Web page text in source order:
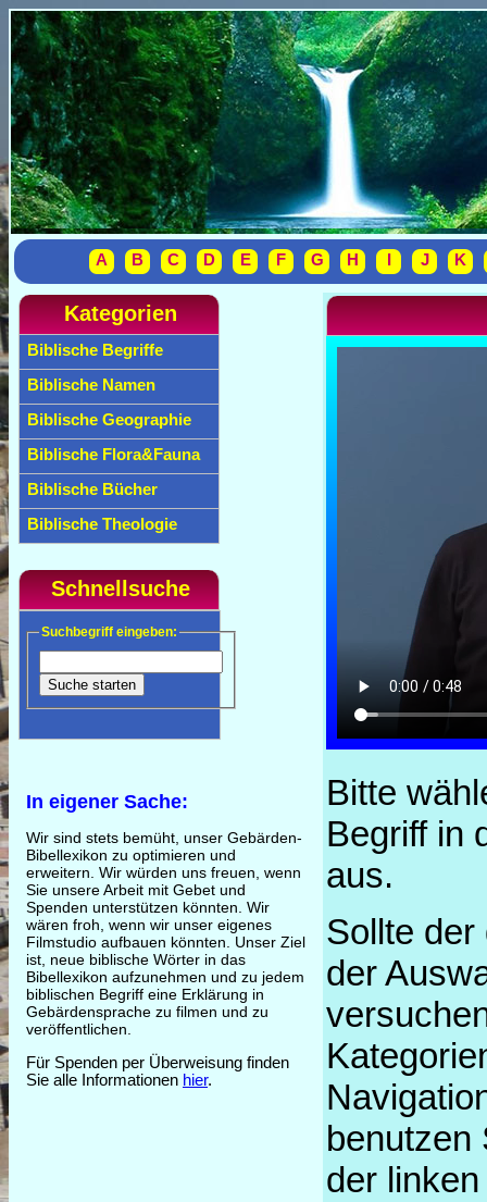
A B C D E F G H J K
Kategorien
Biblische Begriffe
Biblische Namen
Biblische Geographie
Biblische Flora&Fauna
Biblische Bücher
Biblische Theologie
Schnellsuche
Suchbegriff eingeben:
In eigener Sache:
Wir sind stets bemüht, unser Gebärden-
Bibellexikon zu optimieren und
erweitern. Wir würden uns freuen, wenn
Sie unsere Arbeit mit Gebet und
Spenden unterstützen könnten. Wir
wären froh, wenn wir unser eigenes
Filmstudio aufbauen könnten. Unser Ziel
ist, neue biblische Wörter in das
Bibellexikon aufzunehmen und zu jedem
biblischen Begriff eine Erklärung in
Gebärdensprache zu filmen und zu
veröffentlichen.
Für Spenden per Überweisung finden
Sie alle Informationen hier.
Bitte
Begriff in
aus.
Sollte der
der
benutzen
der